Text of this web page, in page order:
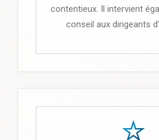
contentieux. Il intervient
conseil aux dirigeants